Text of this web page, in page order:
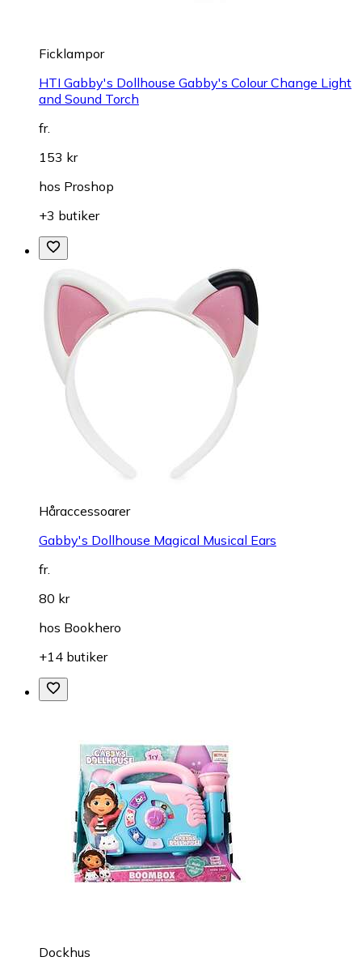
Ficklampor
HTI Gabby's Dollhouse Gabby's Colour Change Light
and Sound Torch
fr.
153 kr
hos Proshop
+3 butiker
Håraccessoarer
Gabby's Dollhouse Magical Musical Ears
fr.
80 kr
hos Bookhero
+14 butiker
Dockhus